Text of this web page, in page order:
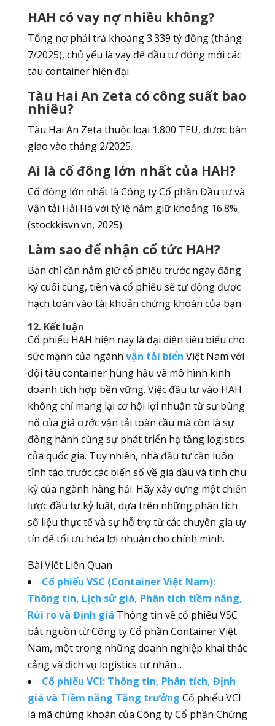
HAH có vay nợ nhiều không?
Tổng nợ phải trả khoảng 3.339 tỷ đồng (tháng
7/2025), chủ yếu là vay để đầu tư đóng mới các
tàu container hiện đại.
Tàu Hai An Zeta có công suất bao
nhiêu?
Tàu Hai An Zeta thuộc loại 1.800 TEU, được bàn
giao vào tháng 2/2025.
Ai là cổ đông lớn nhất của HAH?
Cổ đông lớn nhất là Công ty Cổ phần Đầu tư và
Vận tải Hải Hà với tỷ lệ nắm giữ khoảng 16.8%
(stockkisvn.vn, 2025).
Làm sao để nhận cổ tức HAH?
Bạn chỉ cần nắm giữ cổ phiếu trước ngày đăng
ký cuối cùng, tiền và cổ phiếu sẽ tự động được
hạch toán vào tài khoản chứng khoán của bạn.
12. Kết luận
Cổ phiếu HAH hiện nay là đại diện tiêu biểu cho
sức mạnh của ngành vận tải biển Việt Nam với
đội tàu container hùng hậu và mô hình kinh
doanh tích hợp bền vững. Việc đầu tư vào HAH
không chỉ mang lại cơ hội lợi nhuận từ sự bùng
nổ của giá cước vận tải toàn cầu mà còn là sự
đồng hành cùng sự phát triển hạ tầng logistics
của quốc gia. Tuy nhiên, nhà đầu tư cần luôn
tỉnh táo trước các biến số về giá dầu và tính chu
kỳ của ngành hàng hải. Hãy xây dựng một chiến
lược đầu tư kỷ luật, dựa trên những phân tích
số liệu thực tế và sự hỗ trợ từ các chuyên gia uy
tín để tối ưu hóa lợi nhuận cho chính mình.
Bài Viết Liên Quan
Cổ phiếu VSC (Container Việt Nam):
Thông tin, Lịch sử giá, Phân tích tiềm năng,
Rủi ro và Định giá Thông tin về cổ phiếu VSC
bắt nguồn từ Công ty Cổ phần Container Việt
Nam, một trong những doanh nghiệp khai thác
cảng và dịch vụ logistics tư nhân...
Cổ phiếu VCI: Thông tin, Phân tích, Định
giá và Tiềm năng Tăng trưởng Cổ phiếu VCI
là mã chứng khoán của Công ty Cổ phần Chứng